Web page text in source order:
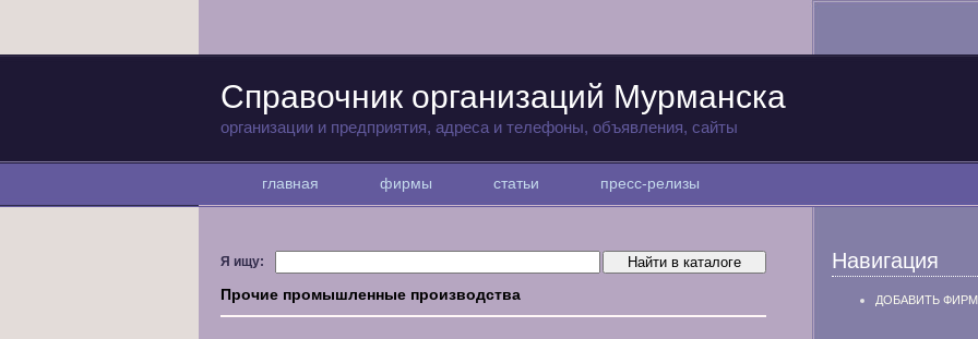
Справочник организаций Мурманска
организации и предприятия, адреса и телефоны, объявления, сайты
главная фирмы статьи пресс-релизы
Я ищу:
Прочие промышленные производства
Навигация
ДОБАВИТЬ